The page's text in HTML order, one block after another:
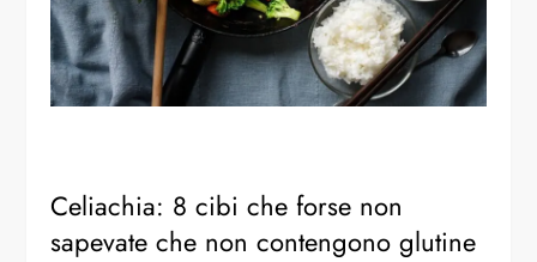
Celiachia: 8 cibi che forse non
sapevate che non contengono glutine